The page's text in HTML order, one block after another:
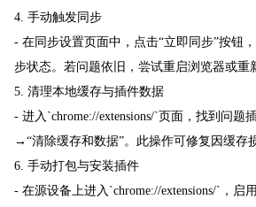
4. 手动触发同步
- 在同步设置页面中，点击“立即同步”按钮
步状态。若问题依旧，尝试重启浏览器或重
5. 清理本地缓存与插件数据
- 进入`chrome://extensions/`页面，找到问题
→“清除缓存和数据”。此操作可修复因缓存
6. 手动打包与安装插件
- 在源设备上进入`chrome://extensions/`，启